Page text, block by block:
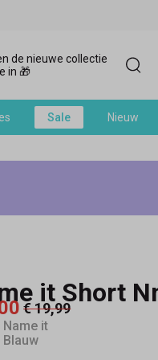
de nieuwe collectie
in 🎁
Sale Nieuw
it Short
€ 19,99
Name it
Blauw